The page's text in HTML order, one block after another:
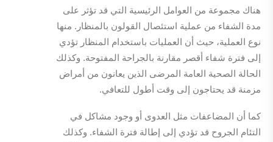
هناك مجموعة من العوامل الرئيسية التي قد تؤثر على
مدة الشفاء من عملية استئصال القولون بالمنظار. منها
نوع العملية، حيث أن العمليات باستخدام المنظار تؤدي
إلى فترة شفاء أقصر مقارنة بالجراحة المفتوحة. وكذلك
الحالة الصحية العامة المرضى الذين يعانون من أمراض
مزمنة قد يحتاجون إلى وقت أطول للتعافي.
كما أن المضاعفات مثل العدوى أو وجود مشاكل في
التئام الجروح قد تؤدي إلى إطالة فترة الشفاء. وكذلك